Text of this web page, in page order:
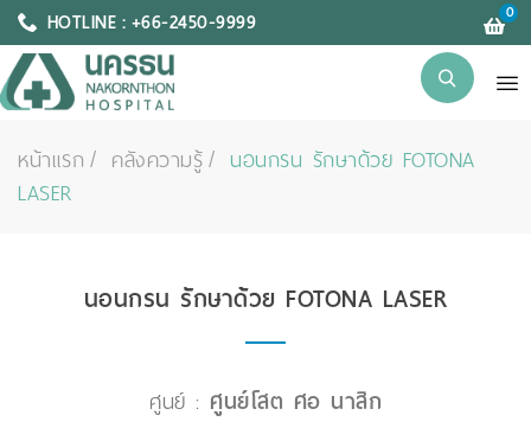
HOTLINE : +66-2450-9999 0
หน้าแรก คลังความรู้
นอนกรน รักษาด้วย FOTONA
LASER
นอนกรน รักษาด้วย FOTONA LASER
ศูนย์ : ศูนย์โสต ศอ นาสิก